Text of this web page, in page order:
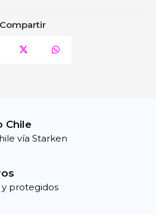
Compartir
Chile
vía Starken
y protegidos